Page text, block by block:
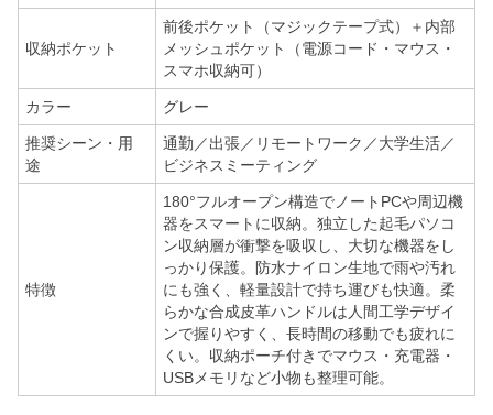
収納ポケット
前後ポケット（マジックテープ式）＋内部
メッシュポケット（電源コード・マウス・
スマホ収納可）
カラー グレー
推奨シーン・用
途
通勤／出張／リモートワーク／大学生活／
ビジネスミーティング
特徴
180°フルオープン構造でノートPCや周辺機
器をスマートに収納。独立した起毛パソコ
ン収納層が衝撃を吸収し、大切な機器をし
っかり保護。防水ナイロン生地で雨や汚れ
にも強く、軽量設計で持ち運びも快適。柔
らかな合成皮革ハンドルは人間工学デザイ
ンで握りやすく、長時間の移動でも疲れに
くい。収納ポーチ付きでマウス・充電器・
USBメモリなど小物も整理可能。